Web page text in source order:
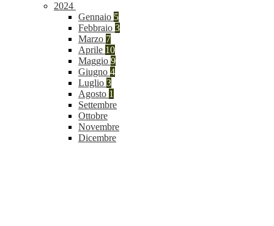
2024
Gennaio 5
Febbraio 3
Marzo 7
Aprile 10
Maggio 9
Giugno 4
Luglio 3
Agosto 1
Settembre
Ottobre
Novembre
Dicembre